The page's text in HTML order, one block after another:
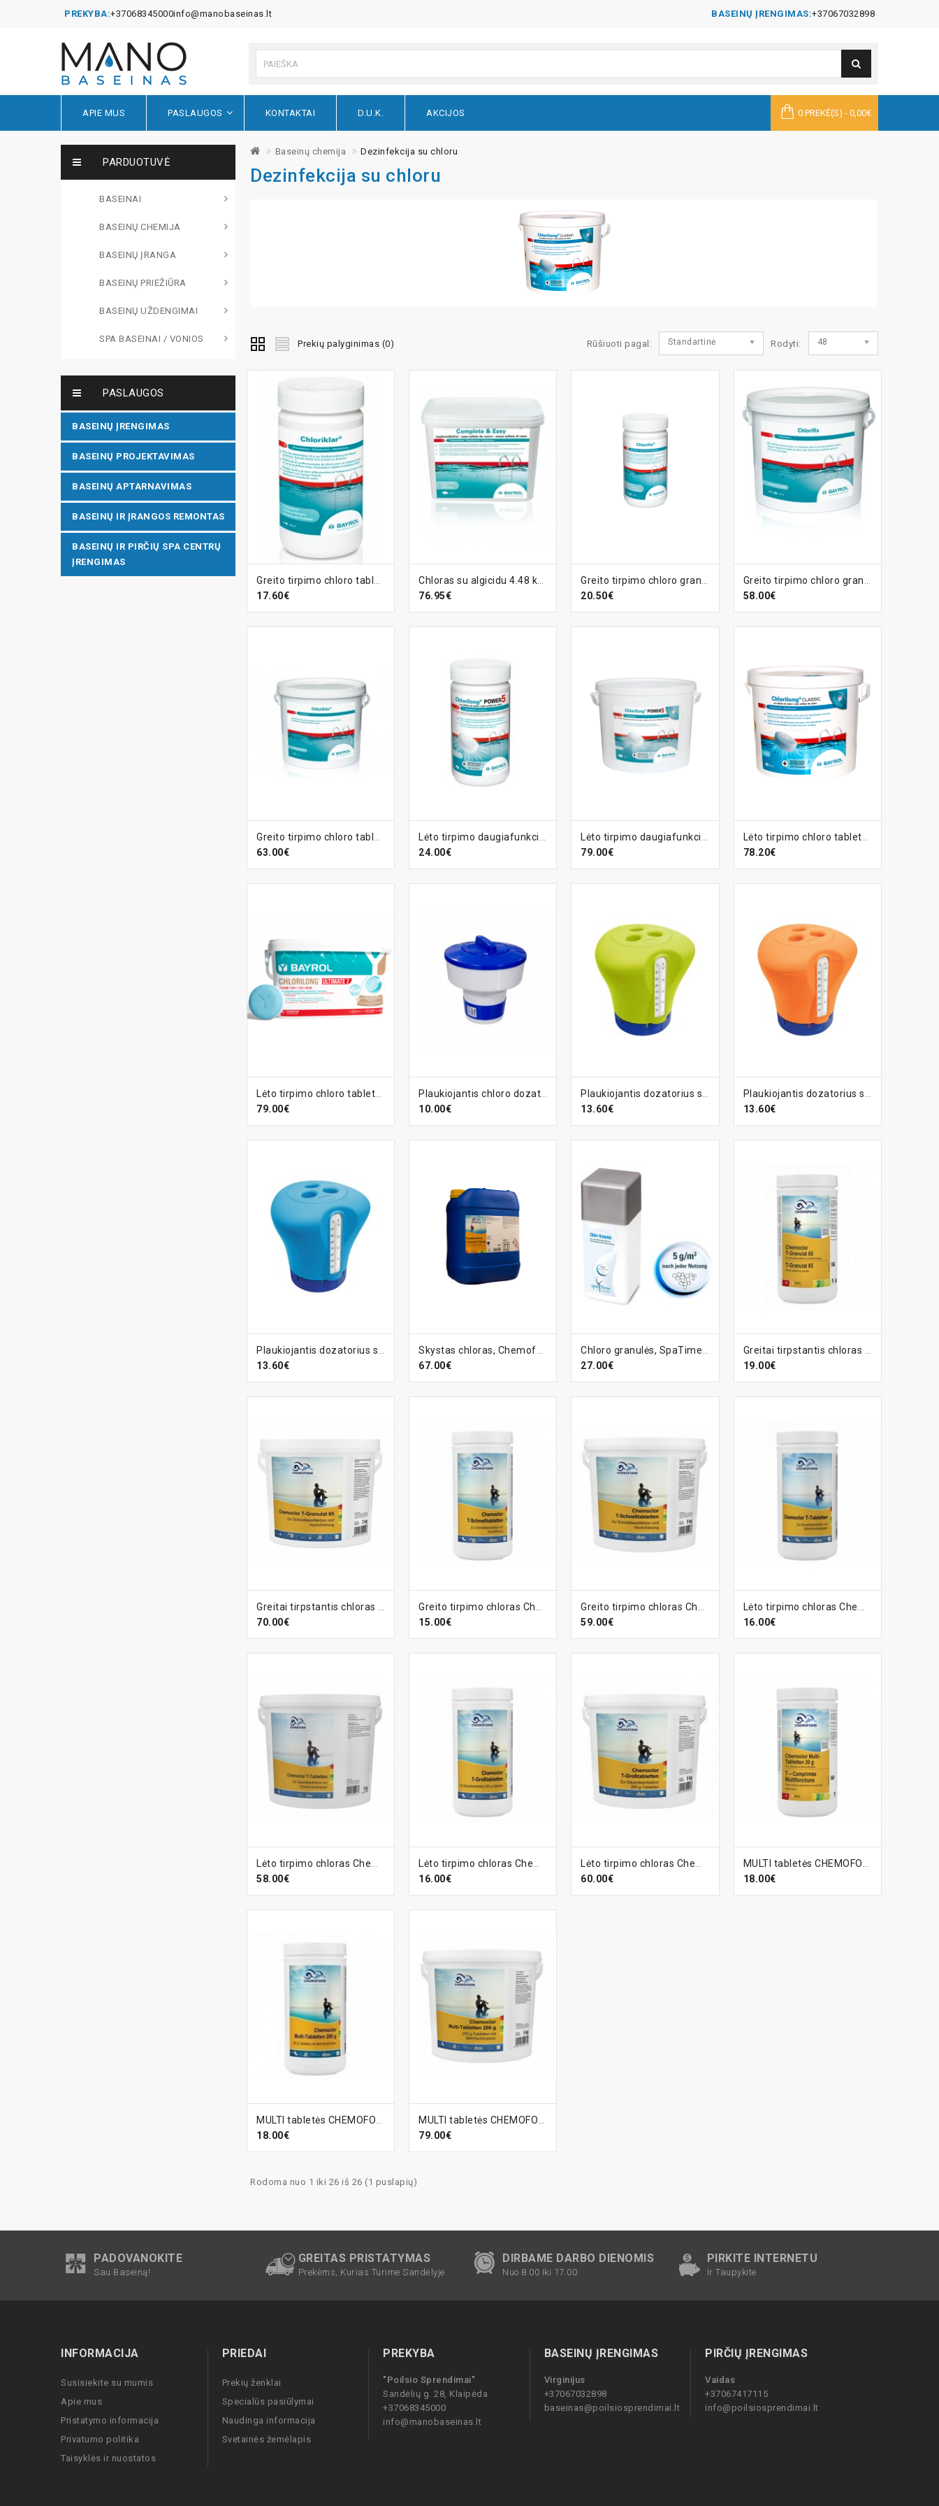
PREKYBA:+37068345000info@manobaseinas.lt BASEINŲ ĮRENGIMAS:+37067032898
APIE MUS PASLAUGOS KONTAKTAI D.U.K. AKCIJOS 0 PREKĖ(S) - 0,00€
PARDUOTUVĖ
BASEINAI
BASEINŲ CHEMIJA
BASEINŲ ĮRANGA
BASEINŲ PRIEŽIŪRA
BASEINŲ UŽDENGIMAI
SPA BASEINAI / VONIOS
PASLAUGOS
BASEINŲ ĮRENGIMAS
BASEINŲ PROJEKTAVIMAS
BASEINŲ APTARNAVIMAS
BASEINŲ IR ĮRANGOS REMONTAS
BASEINŲ IR PIRČIŲ SPA CENTRŲ
ĮRENGIMAS
Baseinų chemija Dezinfekcija su chloru
Dezinfekcija su chloru
Prekių palyginimas (0) Rūšiuoti pagal: Standartinė Rodyti: 48
Į KREPŠELĮ
Greito tirpimo chloro tabletės Chloriklar, 1 kg
17.60€
Į KREPŠELĮ
Chloras su algicidu 4.48 kg Complete and Easy
76.95€
Į KREPŠELĮ
Greito tirpimo chloro granulės Chlorifix, 1 kg
20.50€
Į KREPŠELĮ
Greito tirpimo chloro granulės Chlorifix, 5 kg
58.00€
Į KREPŠELĮ
Greito tirpimo chloro tabletės Chloriklar, 5 kg
63.00€
Į KREPŠELĮ
Lėto tirpimo daugiafunkcinės chloro tabletės Chlorilong Power 5, 1,25 kg
24.00€
Į KREPŠELĮ
Lėto tirpimo daugiafunkcinės chloro tabletės Chlorilong Power 5, 5kg
79.00€
Į KREPŠELĮ
Lėto tirpimo chloro tabletės Chlorilong Classic 250, 5 kg
78.20€
Į KREPŠELĮ
Lėto tirpimo chloro tabletės Chlorilong Ultimate 7, 4.8 kg
79.00€
Į KREPŠELĮ
Plaukiojantis chloro dozatorius, vidutinis
10.00€
Į KREPŠELĮ
Plaukiojantis dozatorius su termometru
13.60€
Į KREPŠELĮ
Plaukiojantis dozatorius su termometru
13.60€
Į KREPŠELĮ
Plaukiojantis dozatorius su termometru
13.60€
Į KREPŠELĮ
Skystas chloras, Chemoform, 20L
67.00€
Į KREPŠELĮ
Chloro granulės, SpaTime - 1kg
27.00€
Į KREPŠELĮ
Greitai tirpstantis chloras granulėmis, 1 kg
19.00€
Į KREPŠELĮ
Greitai tirpstantis chloras granulėmis, 5 kg
70.00€
Į KREPŠELĮ
Greito tirpimo chloras Chemoclor T-Tabletės (20 g), 1 kg
15.00€
Į KREPŠELĮ
Greito tirpimo chloras Chemoclor T-Tabletės (20 g), 5 kg
59.00€
Į KREPŠELĮ
Lėto tirpimo chloras Chemoclor T-Tabletės (20 g), 1 kg
16.00€
Į KREPŠELĮ
Lėto tirpimo chloras Chemoclor T-Tabletės (20 g), 5 kg
58.00€
Į KREPŠELĮ
Lėto tirpimo chloras Chemoclor T-Tabletės (200 g), 1 kg
16.00€
Į KREPŠELĮ
Lėto tirpimo chloras Chemoclor T-Tabletės (200 g), 5 kg
60.00€
Į KREPŠELĮ
MULTI tabletės CHEMOFORM (lėto tirpimo chloras, algicidas, flokuliantas) (20 g), 1 kg
18.00€
Į KREPŠELĮ
MULTI tabletės CHEMOFORM (lėto tirpimo chloras, algicidas, flokuliantas) (200 g), 1 kg
18.00€
Į KREPŠELĮ
MULTI tabletės CHEMOFORM (lėto tirpimo chloras, algicidas, flokuliantas) (200 g), 5 kg
79.00€
Rodoma nuo 1 iki 26 iš 26 (1 puslapių)
PADOVANOKITE
Sau Baseiną!
GREITAS PRISTATYMAS
Prekėms, Kurias Turime Sandėlyje
DIRBAME DARBO DIENOMIS
Nuo 8.00 Iki 17.00
PIRKITE INTERNETU
Ir Taupykite
INFORMACIJA
Susisiekite su mumis
Apie mus
Pristatymo informacija
Privatumo politika
Taisyklės ir nuostatos
PRIEDAI
Prekių ženklai
Specialūs pasiūlymai
Naudinga informacija
Svetainės žemėlapis
PREKYBA
"Poilsio Sprendimai"
Sandėlių g. 28, Klaipėda
+37068345000
info@manobaseinas.lt
BASEINŲ ĮRENGIMAS
Virginijus
+37067032898
baseinas@poilsiosprendimai.lt
PIRČIŲ ĮRENGIMAS
Vaidas
+37067417115
info@poilsiosprendimai.lt